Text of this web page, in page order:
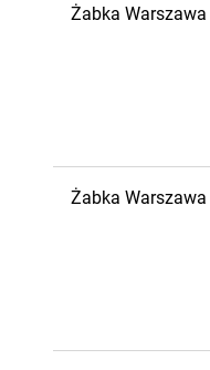
Żabka Warszawa
Żabka Warszawa